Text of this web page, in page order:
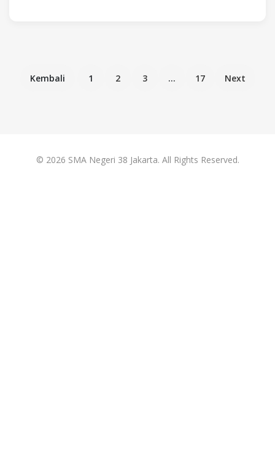
Kembali 1 2 3 ... 17 Next
© 2026 SMA Negeri 38 Jakarta. All Rights Reserved.